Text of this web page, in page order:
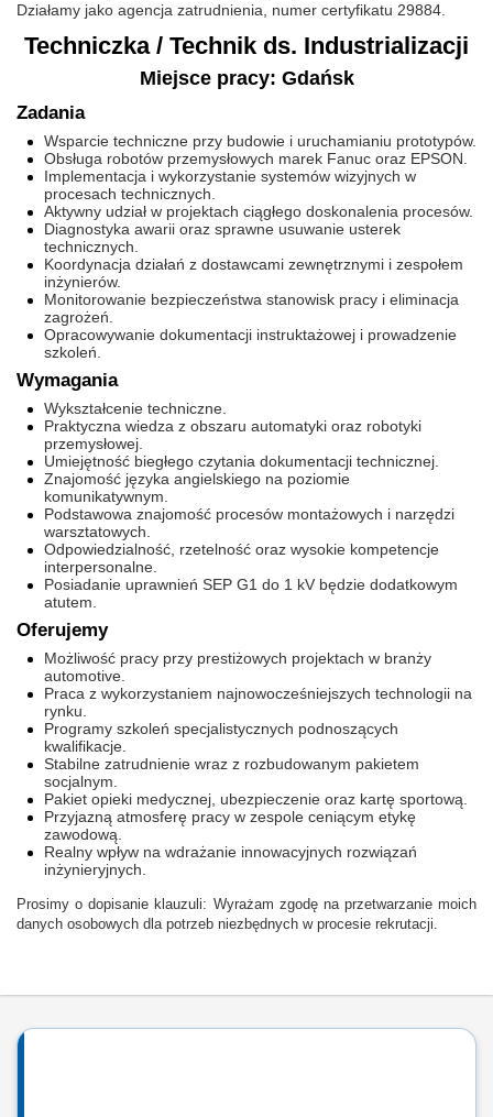
Działamy jako agencja zatrudnienia, numer certyfikatu 29884.
Techniczka / Technik ds. Industrializacji
Miejsce pracy: Gdańsk
Zadania
Wsparcie techniczne przy budowie i uruchamianiu prototypów.
Obsługa robotów przemysłowych marek Fanuc oraz EPSON.
Implementacja i wykorzystanie systemów wizyjnych w
procesach technicznych.
Aktywny udział w projektach ciągłego doskonalenia procesów.
Diagnostyka awarii oraz sprawne usuwanie usterek
technicznych.
Koordynacja działań z dostawcami zewnętrznymi i zespołem
inżynierów.
Monitorowanie bezpieczeństwa stanowisk pracy i eliminacja
zagrożeń.
Opracowywanie dokumentacji instruktażowej i prowadzenie
szkoleń.
Wymagania
Wykształcenie techniczne.
Praktyczna wiedza z obszaru automatyki oraz robotyki
przemysłowej.
Umiejętność biegłego czytania dokumentacji technicznej.
Znajomość języka angielskiego na poziomie
komunikatywnym.
Podstawowa znajomość procesów montażowych i narzędzi
warsztatowych.
Odpowiedzialność, rzetelność oraz wysokie kompetencje
interpersonalne.
Posiadanie uprawnień SEP G1 do 1 kV będzie dodatkowym
atutem.
Oferujemy
Możliwość pracy przy prestiżowych projektach w branży
automotive.
Praca z wykorzystaniem najnowocześniejszych technologii na
rynku.
Programy szkoleń specjalistycznych podnoszących
kwalifikacje.
Stabilne zatrudnienie wraz z rozbudowanym pakietem
socjalnym.
Pakiet opieki medycznej, ubezpieczenie oraz kartę sportową.
Przyjazną atmosferę pracy w zespole ceniącym etykę
zawodową.
Realny wpływ na wdrażanie innowacyjnych rozwiązań
inżynieryjnych.
Prosimy o dopisanie klauzuli: Wyrażam zgodę na przetwarzanie moich
danych osobowych dla potrzeb niezbędnych w procesie rekrutacji.